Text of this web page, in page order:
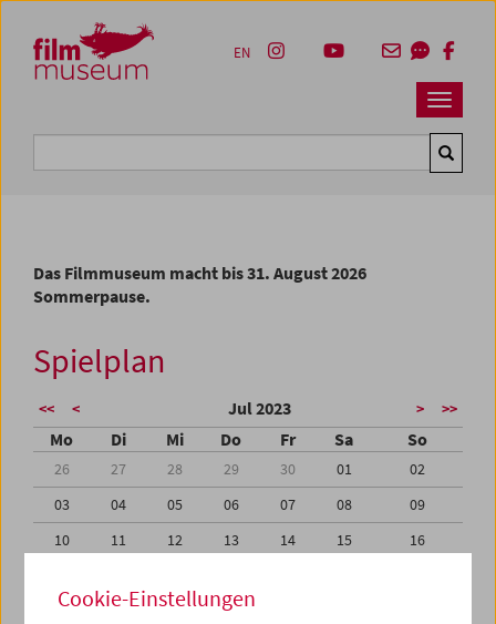
Zum Inhalt
Zum Hauptmenü
Zur Servicenavigation
Zum Suche
Navbar
EN
Das Filmmuseum macht bis 31. August 2026
Sommerpause.
Spielplan
<< < Jul 2023 > >>
Mo Di Mi Do Fr Sa So
26 27 28 29 30 01
02
03
04 05 06 07 08
09
10
11 12 13 14 15
16
24
25 26 27
Cookie-Einstellungen